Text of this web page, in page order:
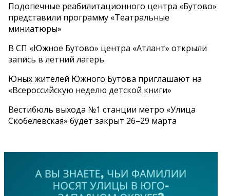
Подопечные реабилитационного центра «Бутово»
представили программу «Театральные
миниатюры»
В СП «Южное Бутово» центра «Атлант» открыли
запись в летний лагерь
Юных жителей Южного Бутова приглашают на
«Всероссийскую неделю детской книги»
Вестибюль выхода №1 станции метро «Улица
Скобелевская» будет закрыт 26–29 марта